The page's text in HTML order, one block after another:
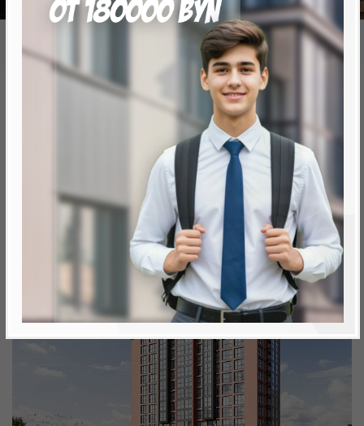
«Минск Мир»
26.4 "Марракеш" квартал "Африка"
26.4 "Марракеш" квартал
Минск, Октябрьский, Леонида Левина ул.
метро «Ковальская Слобода», 566 м